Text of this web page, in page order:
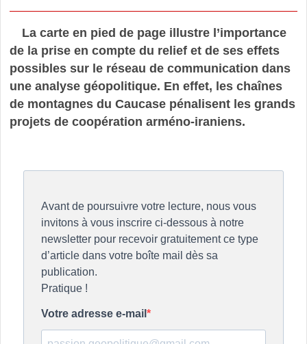
La carte en pied de page illustre l’importance
de la prise en compte du relief et de ses effets
possibles sur le réseau de communication dans
une analyse géopolitique. En effet, les chaînes
de montagnes du Caucase pénalisent les grands
projets de coopération arméno-iraniens.